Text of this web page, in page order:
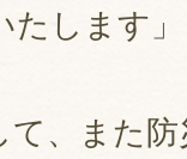
たします
、また